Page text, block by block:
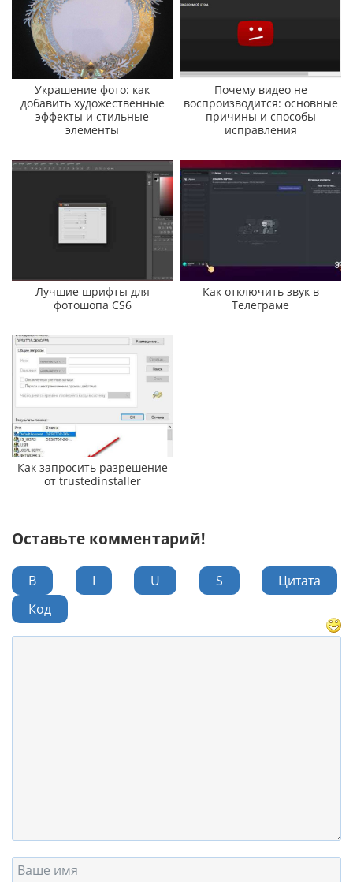
Украшение фото: как
добавить художественные
эффекты и стильные
элементы
Почему видео не
воспроизводится: основные
причины и способы
исправления
Лучшие шрифты для
фотошопа CS6
Как отключить звук в
Телеграме
Как запросить разрешение
от trustedinstaller
Оставьте комментарий!
B I U S
Цитата
Код